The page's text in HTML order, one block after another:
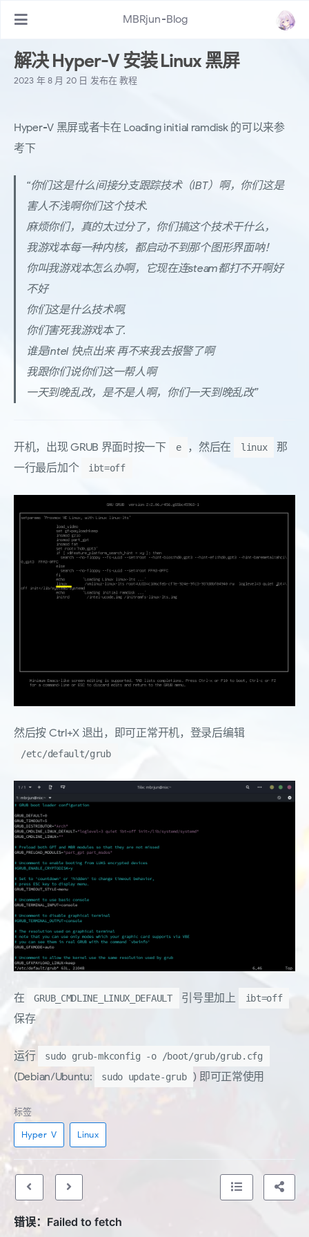
MBRjun-Blog
解决 Hyper-V 安装 Linux 黑屏
2023 年 8 月 20 日 发布在教程
Hyper-V 黑屏或者卡在 Loading initial ramdisk 的可以来参
考下
“你们这是什么间接分支跟踪技术（IBT）啊，你们这是
害人不浅啊你们这个技术.
麻烦你们，真的太过分了，你们搞这个技术干什么，
我游戏本每一种内核，都启动不到那个图形界面呐！
你叫我游戏本怎么办啊，它现在连steam都打不开啊好
不好
你们这是什么技术啊,
你们害死我游戏本了.
谁是intel 快点出来 再不来我去报警了啊
我跟你们说你们这一帮人啊
一天到晚乱改，是不是人啊，你们一天到晚乱改”
开机，出现 GRUB 界面时按一下 e ，然后在 linux
那
一行最后加个
ibt=off
然后按 Ctrl+X 退出，即可正常开机，登录后编辑
/etc/default/grub
在 GRUB_CMDLINE_LINUX_DEFAULT 引号里加上 ibt=off
保存
运行 sudo grub-mkconfig -o /boot/grub/grub.cfg
(Debian/Ubuntu: sudo update-grub ) 即可正常使用
标签
Hyper-V
Linux